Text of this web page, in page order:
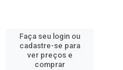
Faça seu login ou
cadastre-se para
ver preços e
comprar